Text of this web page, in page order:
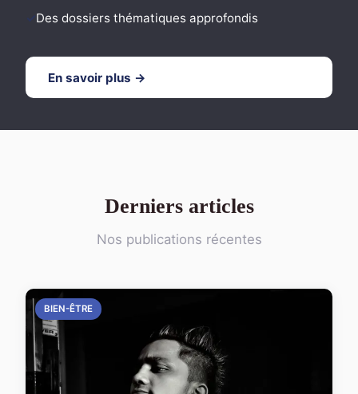
Des dossiers thématiques approfondis
En savoir plus →
Derniers articles
Nos publications récentes
BIEN-ÊTRE